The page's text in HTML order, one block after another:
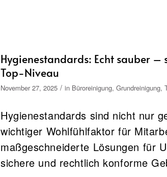
Hygienestandards: Echt sauber
Top-Niveau
November 27, 2025 / in Büroreinigung, Grundreinigung,
Hygienestandards sind nicht nur
wichtiger Wohlfühlfaktor für
maßgeschneiderte Lösungen für
sichere und rechtlich konforme